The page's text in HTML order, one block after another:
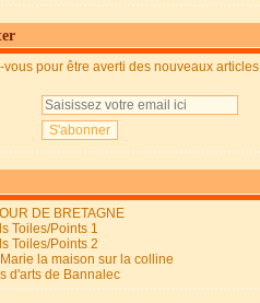
vous pour être averti des nouveaux articles
DE BRETAGNE
Toiles/Points 1
Toiles/Points 2
la maison sur la colline
d'arts de Bannalec